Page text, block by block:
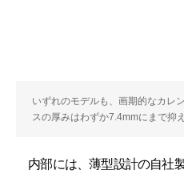
いずれのモデルも、画期的なカレ
スの厚みはわずか7.4mmにまで抑
内部には、薄型設計の自社